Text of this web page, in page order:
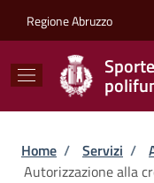
Regione Abruzzo
Briciole di
Home / Servizi /
Autorizzazione alla